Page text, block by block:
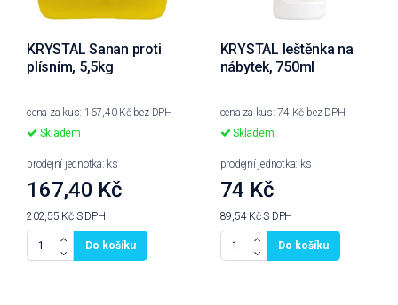
KRYSTAL Sanan proti
plísním, 5,5kg
cena za kus: 167,40 Kč bez DPH
Skladem
prodejní jednotka: ks
167,40 Kč
202,55 Kč S DPH
Do košíku
KRYSTAL leštěnka na
nábytek, 750ml
cena za kus: 74 Kč bez DPH
Skladem
prodejní jednotka: ks
74 Kč
89,54 KčS DPH
Do košíku